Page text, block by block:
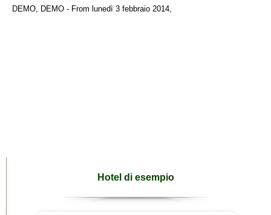
DEMO, DEMO - From lunedì 3 febbraio 2014,
Hotel di esempio